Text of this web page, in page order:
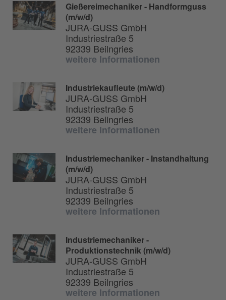
Gießereimechaniker - Handformguss
(m/w/d)
JURA-GUSS GmbH
Industriestraße 5
92339 Beilngries
weitere Informationen
Industriekaufleute (m/w/d)
JURA-GUSS GmbH
Industriestraße 5
92339 Beilngries
weitere Informationen
Industriemechaniker - Instandhaltung
(m/w/d)
JURA-GUSS GmbH
Industriestraße 5
92339 Beilngries
weitere Informationen
Industriemechaniker -
Produktionstechnik (m/w/d)
JURA-GUSS GmbH
Industriestraße 5
92339 Beilngries
weitere Informationen